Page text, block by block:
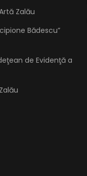
Zalău
Bădescu”
de Evidenţă a